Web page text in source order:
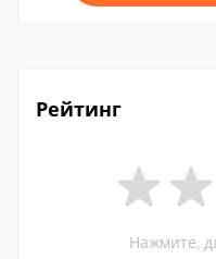
Рейтинг
Нажмите,